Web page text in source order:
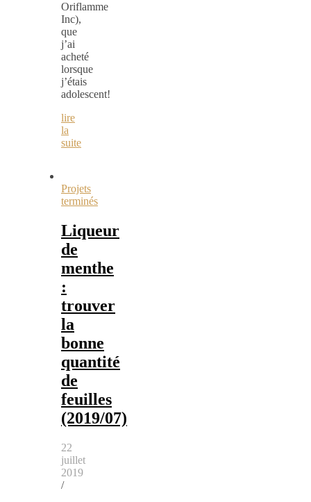
Oriflamme
Inc),
que
j’ai
acheté
lorsque
j’étais
adolescent!
lire
la
suite
Projets
terminés
Liqueur
de
menthe
:
trouver
la
bonne
quantité
de
feuilles
(2019/07)
22
juillet
2019
/